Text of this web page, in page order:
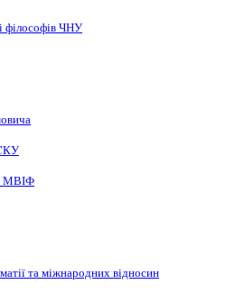
філософів ЧНУ
МВІФ
та міжнародних відносин